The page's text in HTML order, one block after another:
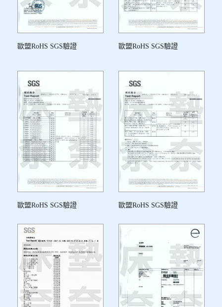
歐盟RoHS SGS驗證 歐盟RoHS SGS驗證
歐盟RoHS SGS驗證 歐盟RoHS SGS驗證